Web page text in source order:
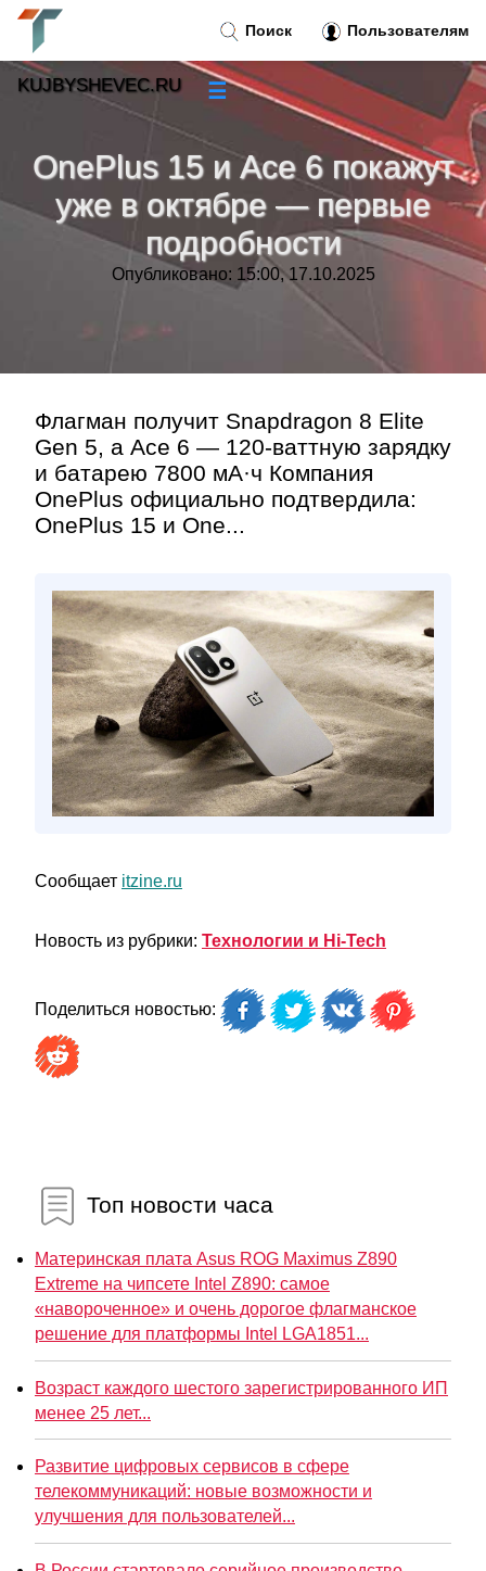
OnePlus 15 и Ace 6 покажут
уже в октябре — первые
подробности
Опубликовано: 15:00, 17.10.2025
Флагман получит Snapdragon 8 Elite
Gen 5, а Ace 6 — 120-ваттную зарядку
и батарею 7800 мА·ч Компания
OnePlus официально подтвердила:
OnePlus 15 и One...
Сообщает itzine.ru
Новость из рубрики: Технологии и Hi-Tech
Поделиться новостью:
Топ новости часа
Материнская плата Asus ROG Maximus Z890
Extreme на чипсете Intel Z890: самое
«навороченное» и очень дорогое флагманское
решение для платформы Intel LGA1851...
Возраст каждого шестого зарегистрированного ИП
менее 25 лет...
Развитие цифровых сервисов в сфере
телекоммуникаций: новые возможности и
улучшения для пользователей...
Поиск Пользователям
KUJBYSHEVEC.RU ☰
Новости»
Тренды новостей »
Рубрики»
Контакт»